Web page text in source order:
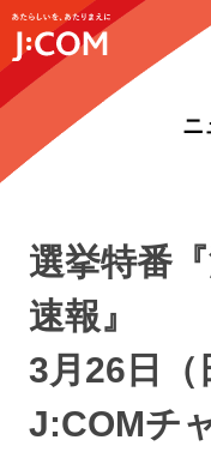
ニ
選挙特番
速報』
3月26日（
J:COMチ